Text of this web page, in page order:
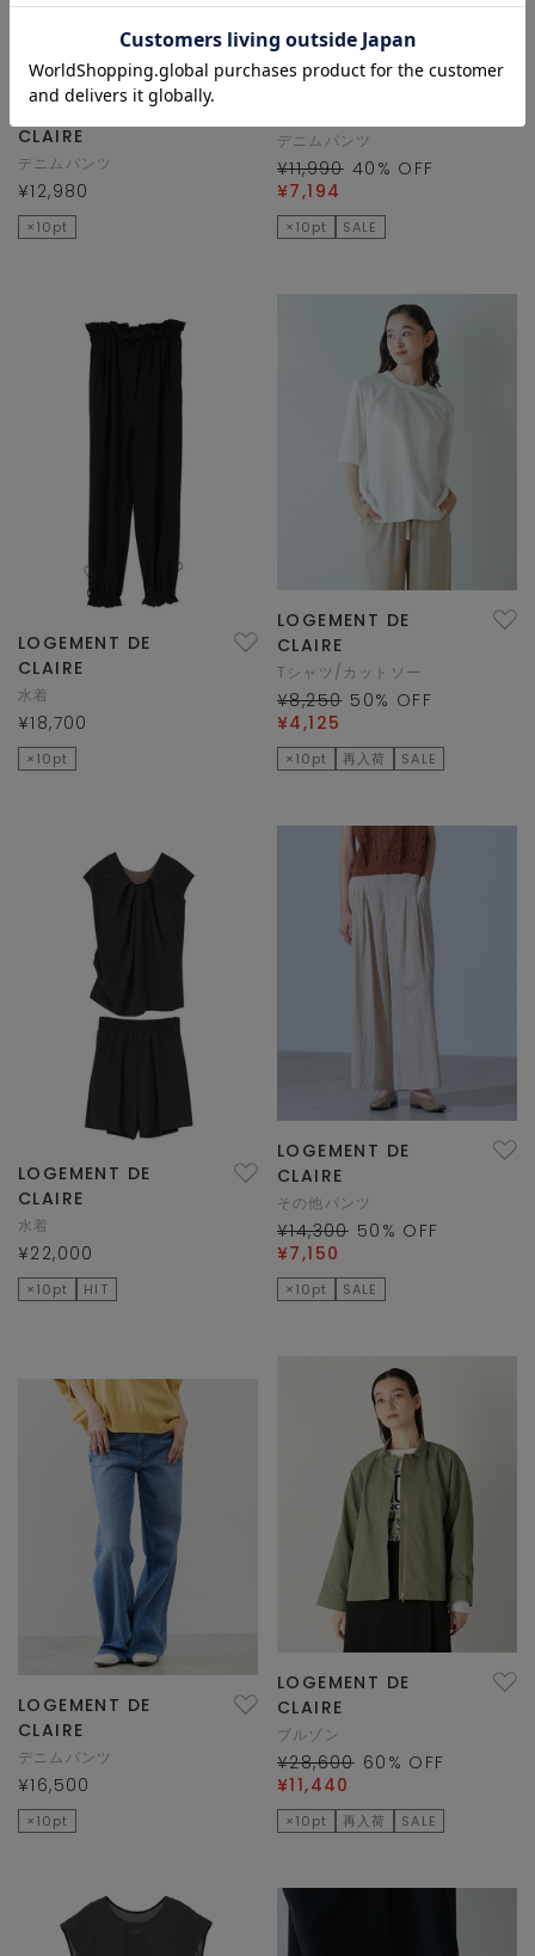
LOGEMENT DE
CLAIRE
デニムパンツ
¥12,980
×10pt
LOGEMENT DE
デニムパンツ
¥11,990 40 % OFF
¥7,194
×10pt SALE
LOGEMENT DE
CLAIRE
水着
¥18,700
×10pt
LOGEMENT DE
CLAIRE
Tシャツ/カットソー
¥8,250 50% OFF
¥4,125
×10pt 再入荷 SALE
LOGEMENT DE
CLAIRE
水着
¥22,000
×10pt HIT
LOGEMENT DE
CLAIRE
その他パンツ
¥14,300 50 % OFF
¥7,150
×10pt SALE
LOGEMENT DE
CLAIRE
デニムパンツ
¥16,500
×10pt
LOGEMENT DE
CLAIRE
ブルゾン
¥28,600 60 % OFF
¥11,440
×10pt 再入荷 SALE